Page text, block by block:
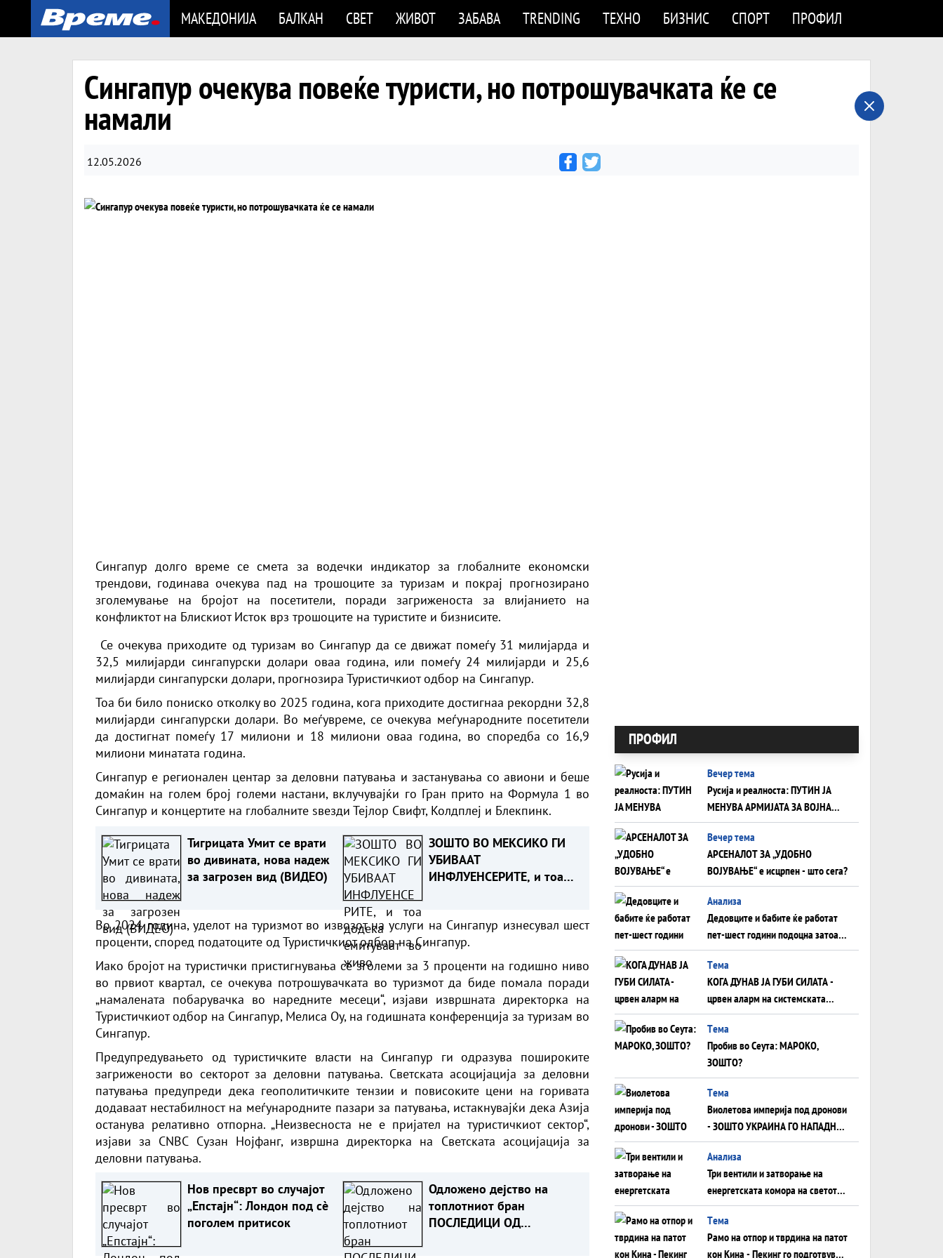
МАКЕДОНИЈА БАЛКАН СВЕТ ЖИВОТ ЗАБАВА TRENDING ТЕХНО БИЗНИС СПОРТ ПРОФИЛ
Сингапур очекува повеќе туристи, но потрошувачката ќе се
намали
12.05.2026
Сингапур долго време се смета за водечки индикатор за глобалните економски
трендови, годинава очекува пад на трошоците за туризам и покрај прогнозирано
зголемување на бројот на посетители, поради загриженоста за влијанието на
конфликтот на Блискиот Исток врз трошоците на туристите и бизнисите.
Се очекува приходите од туризам во Сингапур да се движат помеѓу 31 милијарда и
32,5 милијарди сингапурски долари оваа година, или помеѓу 24 милијарди и 25,6
милијарди сингапурски долари, прогнозира Туристичкиот одбор на Сингапур.
Тоа би било пониско отколку во 2025 година, кога приходите достигнаа рекордни 32,8
милијарди сингапурски долари. Во меѓувреме, се очекува меѓународните посетители
да достигнат помеѓу 17 милиони и 18 милиони оваа година, во споредба со 16,9
милиони минатата година.
Сингапур е регионален центар за деловни патувања и застанувања со авиони и беше
домаќин на голем број големи настани, вклучувајќи го Гран прито на Формула 1 во
Сингапур и концертите на глобалните ѕвезди Тејлор Свифт, Колдплеј и Блекпинк.
Тигрицата Умит се врати
во дивината, нова надеж
за загрозен вид (ВИДЕО)
ЗОШТО ВО МЕКСИКО ГИ
УБИВААТ
ИНФЛУЕНСЕРИТЕ, и тоа
Во 2024 година, уделот на туризмот во извозот на услуги на Сингапур изнесувал шест
проценти, според податоците од Туристичкиот одбор на Сингапур.
Иако бројот на туристички пристигнувања се зголеми за 3 проценти на годишно ниво
во првиот квартал, се очекува потрошувачката во туризмот да биде помала поради
„намалената побарувачка во наредните месеци“, изјави извршната директорка на
Туристичкиот одбор на Сингапур, Мелиса Оу, на годишната конференција за туризам во
Сингапур.
Предупредувањето од туристичките власти на Сингапур ги одразува пошироките
загрижености во секторот за деловни патувања. Светската асоцијација за деловни
патувања предупреди дека геополитичките тензии и повисоките цени на горивата
додаваат нестабилност на меѓународните пазари за патувања, истакнувајќи дека Азија
останува релативно отпорна. „Неизвесноста не е пријател на туристичкиот сектор“,
изјави за CNBC Сузан Нојфанг, извршна директорка на Светската асоцијација за
деловни патувања.
Нов пресврт во случајот
„Епстајн“: Лондон под сè
поголем притисок
Одложено дејство на
топлотниот бран
ПОСЛЕДИЦИ ОД
ПРОФИЛ
Вечер тема
Русија и реалноста: ПУТИН ЈА
МЕНУВА АРМИЈАТА ЗА ВОЈНА
ШТО ОСТАНУВА БЕЗ ФРОНТ
Вечер тема
АРСЕНАЛОТ ЗА „УДОБНО
ВОЈУВАЊЕ“ е исцрпен - што сега?
Анализа
Дедовците и бабите ќе работат
пет-шест години подоцна затоа
што НЕМААТ ВНУЦИ ДА ГИ
ЗАМЕНАТ
Tема
КОГА ДУНАВ ЈА ГУБИ СИЛАТА -
црвен аларм на системската
плоча од јужна Германија до
Црното Море...
Tема
Пробив во Сеута: МАРОКО,
ЗОШТО?
Tема
Виолетова империја под дронови
- ЗОШТО УКРАИНА ГО НАПАДНА
РУСКИОТ WILDBERRIES
Aнализа
Три вентили и затворање на
енергетската комора на светот:
Нападот во Суец најавува
глобален енергетски инфаркт?
Tема
Рамо на отпор и тврдина на патот
кон Кина - Пекинг го подготвува